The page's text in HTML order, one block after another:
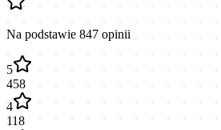
Na podstawie 847 opinii
5
458
4
118